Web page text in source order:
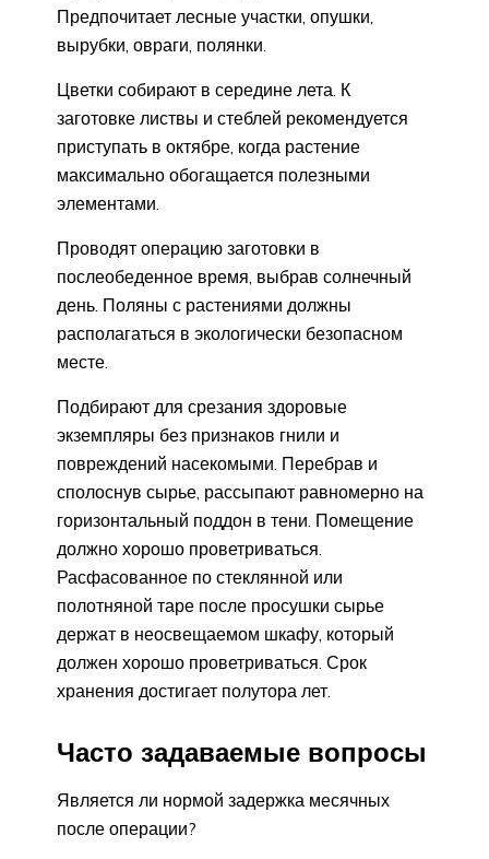
Предпочитает лесные участки, опушки,
вырубки, овраги, полянки.
Цветки собирают в середине лета. К
заготовке листвы и стеблей рекомендуется
приступать в октябре, когда растение
максимально обогащается полезными
элементами.
Проводят операцию заготовки в
послеобеденное время, выбрав солнечный
день. Поляны с растениями должны
располагаться в экологически безопасном
месте.
Подбирают для срезания здоровые
экземпляры без признаков гнили и
повреждений насекомыми. Перебрав и
сполоснув сырье, рассыпают равномерно на
горизонтальный поддон в тени. Помещение
должно хорошо проветриваться.
Расфасованное по стеклянной или
полотняной таре после просушки сырье
держат в неосвещаемом шкафу, который
должен хорошо проветриваться. Срок
хранения достигает полутора лет.
Часто задаваемые вопросы
Является ли нормой задержка месячных
после операции?